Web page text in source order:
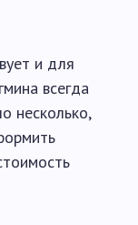
и для
всегда
несколько,